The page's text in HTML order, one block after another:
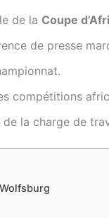
de la Coupe
de presse
compétitions
la charge de